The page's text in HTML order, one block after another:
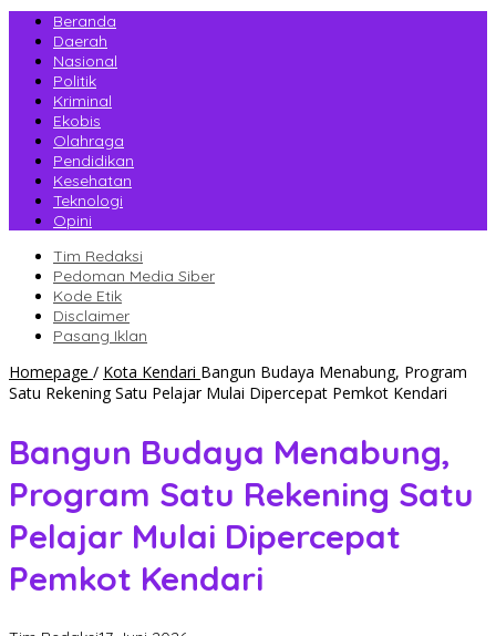
Beranda
Daerah
Nasional
Politik
Kriminal
Ekobis
Olahraga
Pendidikan
Kesehatan
Teknologi
Opini
Tim Redaksi
Pedoman Media Siber
Kode Etik
Disclaimer
Pasang Iklan
Homepage / Kota Kendari Bangun Budaya Menabung, Program
Satu Rekening Satu Pelajar Mulai Dipercepat Pemkot Kendari
Bangun Budaya Menabung,
Program Satu Rekening Satu
Pelajar Mulai Dipercepat
Pemkot Kendari